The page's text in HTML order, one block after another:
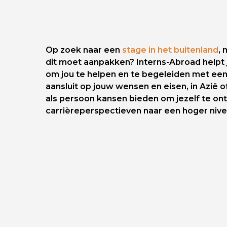
Op zoek naar een stage in het buitenland,
dit moet aanpakken? Interns-Abroad helpt
om jou te helpen en te begeleiden met
aansluit op jouw wensen en eisen, in Azië
als persoon kansen bieden om jezelf te
carrièreperspectieven naar een hoger